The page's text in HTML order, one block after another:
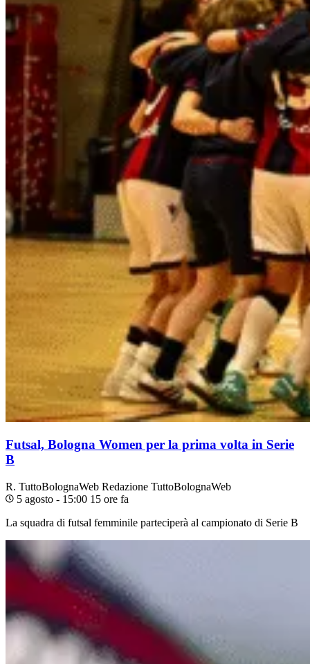
Futsal, Bologna Women per la prima volta in Serie
B
R. TuttoBolognaWeb Redazione TuttoBolognaWeb
5 agosto - 15:00 15 ore fa
La squadra di futsal femminile parteciperà al campionato di Serie B